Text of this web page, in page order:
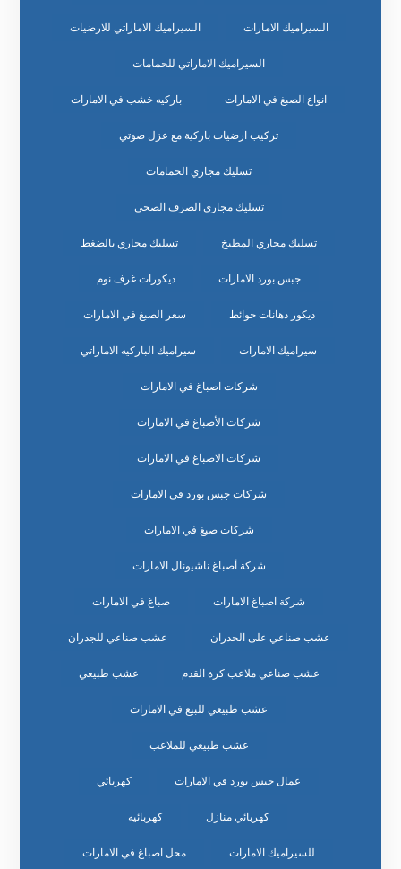
السيراميك الامارات السيراميك الاماراتي للارضيات
السيراميك الاماراتي للحمامات
انواع الصبغ في الامارات باركيه خشب في الامارات
تركيب ارضيات باركية مع عزل صوتي
تسليك مجاري الحمامات
تسليك مجاري الصرف الصحي
تسليك مجاري المطبخ تسليك مجاري بالضغط
جبس بورد الامارات ديكورات غرف نوم
ديكور دهانات حوائط سعر الصبغ في الامارات
سيراميك الامارات سيراميك الباركيه الاماراتي
شركات اصباغ في الامارات
شركات الأصباغ في الامارات
شركات الاصباغ في الامارات
شركات جبس بورد في الامارات
شركات صبغ في الامارات
شركة أصباغ ناشيونال الامارات
شركة اصباغ الامارات صباغ في الامارات
عشب صناعي على الجدران عشب صناعي للجدران
عشب صناعي ملاعب كرة القدم عشب طبيعي
عشب طبيعي للبيع في الامارات
عشب طبيعي للملاعب
عمال جبس بورد في الامارات كهربائي
كهربائي منازل كهربائيه
للسيراميك الامارات محل اصباغ في الامارات